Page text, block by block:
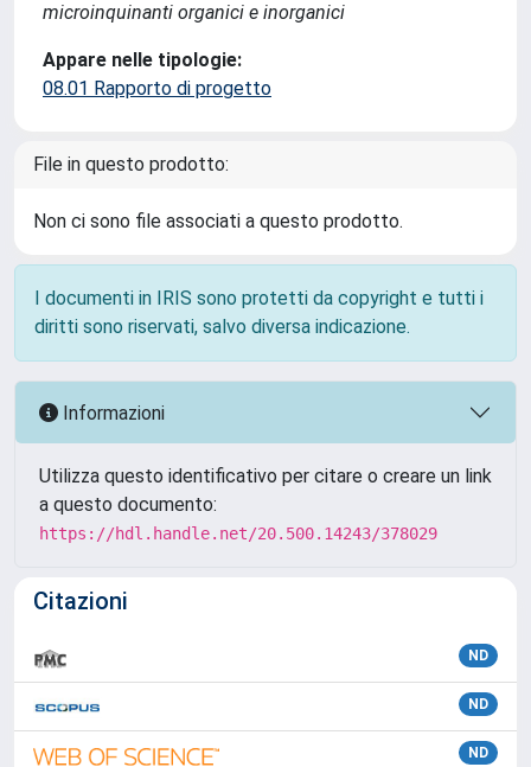
microinquinanti organici e inorganici
Appare nelle tipologie:
08.01 Rapporto di progetto
File in questo prodotto:
Non ci sono file associati a questo prodotto.
I documenti in IRIS sono protetti da copyright e tutti i
diritti sono riservati, salvo diversa indicazione.
Informazioni
Utilizza questo identificativo per citare o creare un link
a questo documento:
https://hdl.handle.net/20.500.14243/378029
Citazioni
ND
ND
ND